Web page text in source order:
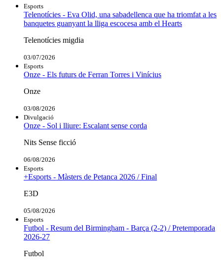
Esports
Telenotícies - Eva Olid, una sabadellenca que ha triomfat a les
banquetes guanyant la lliga escocesa amb el Hearts
Telenotícies migdia
03/07/2026
Esports
Onze - Els futurs de Ferran Torres i Vinícius
Onze
03/08/2026
Divulgació
Onze - Sol i lliure: Escalant sense corda
Nits Sense ficció
06/08/2026
Esports
+Esports - Màsters de Petanca 2026 / Final
E3D
05/08/2026
Esports
Futbol - Resum del Birmingham - Barça (2-2) / Pretemporada
2026-27
Futbol